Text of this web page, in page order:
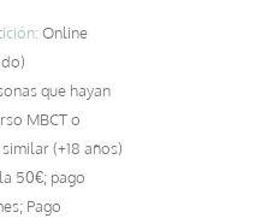
Online
que hayan
MBCT o
(+18 años)
50€; pago
Pago